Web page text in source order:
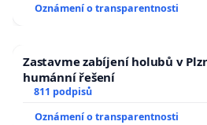
Oznámení o transparentnosti
Zastavme zabíjení holubů v
humánní řešení
811 podpisů
Oznámení o transparentnosti